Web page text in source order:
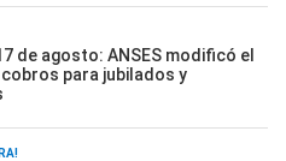
de agosto: ANSES modificó el
para jubilados y